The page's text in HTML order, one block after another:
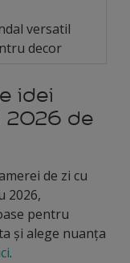
versatil
decor
idei
2026 de
de zi cu
2026,
pentru
și alege nuanța
.